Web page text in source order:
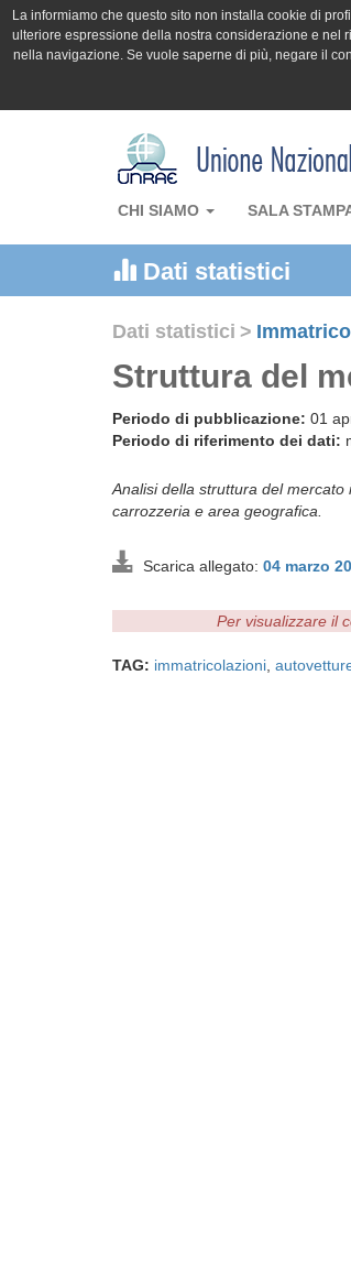
La informiamo che questo sito non installa cookie di
ulteriore espressione della nostra considerazione e nel
nella navigazione. Se vuole saperne di più, negare il
CHI SIAMO SALA
Dati statistici
Dati statistici >
Struttura del
Periodo di pubblicazione: 01
Periodo di riferimento dei dati:
Analisi della struttura del
carrozzeria e area geografica.
Scarica allegato: 04 marzo
Per visualizzare il
TAG: immatricolazioni